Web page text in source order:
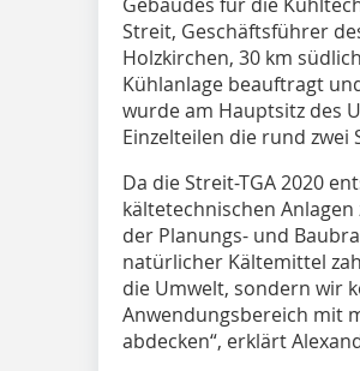
Streit, Geschäftsführer
Holzkirchen, 30 km
Kühlanlage beauftragt
wurde am Hauptsitz des
Einzelteilen die rund
Da die Streit-TGA 2020
kältetechnischen
der Planungs- und
natürlicher Kältemittel
die Umwelt, sondern wir
Anwendungsbereich mit
abdecken“, erklärt